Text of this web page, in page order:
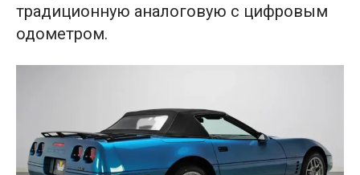
традиционную аналоговую с цифровым
одометром.